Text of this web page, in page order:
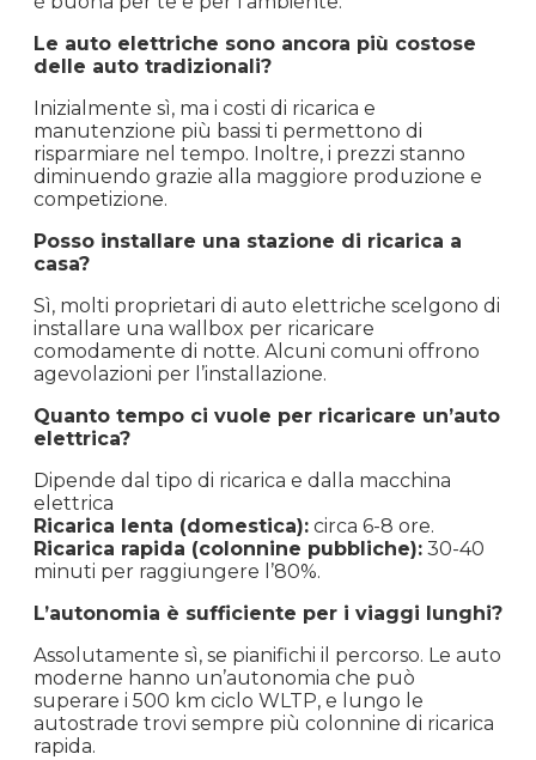
Le auto elettriche sono ancora più costose
delle auto tradizionali?
Inizialmente sì, ma i costi di ricarica e
manutenzione più bassi ti permettono di
risparmiare nel tempo. Inoltre, i prezzi stanno
diminuendo grazie alla maggiore produzione e
competizione.
Posso installare una stazione di ricarica a
casa?
Sì, molti proprietari di auto elettriche scelgono di
installare una wallbox per ricaricare
comodamente di notte. Alcuni comuni offrono
agevolazioni per l’installazione.
Quanto tempo ci vuole per ricaricare un’auto
elettrica?
Dipende dal tipo di ricarica e dalla macchina
elettrica
Ricarica lenta (domestica): circa 6-8 ore.
Ricarica rapida (colonnine pubbliche): 30-40
minuti per raggiungere l’80%.
L’autonomia è sufficiente per i viaggi lunghi?
Assolutamente sì, se pianifichi il percorso. Le auto
moderne hanno un’autonomia che può
superare i 500 km ciclo WLTP, e lungo le
autostrade trovi sempre più colonnine di ricarica
rapida.